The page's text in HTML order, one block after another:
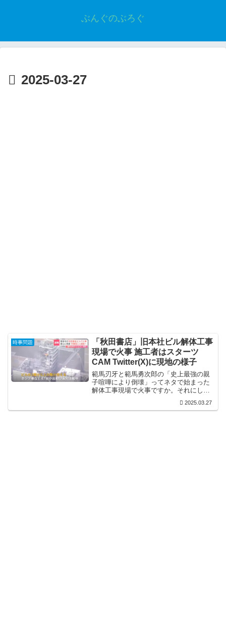
ぶんぐのぶろぐ
2025-03-27
時事問題
「秋田書店」旧本社ビル解体工事
現場で火事 施工者はスターツ
CAM Twitter(X)に現地の様子
範馬刃牙と範馬勇次郎の「史上最強の親
子喧嘩により倒壊」ってネタで始まった
解体工事現場で火事ですか。それにして
とはいえ、えらい勢いで燃えてますな。
2025.03.27